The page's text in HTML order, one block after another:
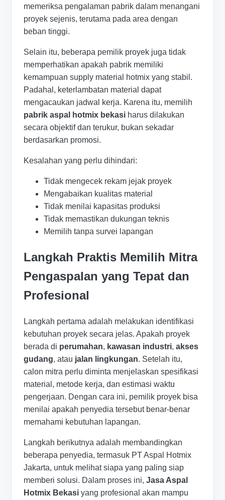
memeriksa pengalaman pabrik dalam menangani
proyek sejenis, terutama pada area dengan
beban tinggi.
Selain itu, beberapa pemilik proyek juga tidak
memperhatikan apakah pabrik memiliki
kemampuan supply material hotmix yang stabil.
Padahal, keterlambatan material dapat
mengacaukan jadwal kerja. Karena itu, memilih
pabrik aspal hotmix bekasi harus dilakukan
secara objektif dan terukur, bukan sekadar
berdasarkan promosi.
Kesalahan yang perlu dihindari:
Tidak mengecek rekam jejak proyek
Mengabaikan kualitas material
Tidak menilai kapasitas produksi
Tidak memastikan dukungan teknis
Memilih tanpa survei lapangan
Langkah Praktis Memilih Mitra
Pengaspalan yang Tepat dan
Profesional
Langkah pertama adalah melakukan identifikasi
kebutuhan proyek secara jelas. Apakah proyek
berada di perumahan, kawasan industri,akses
gudang, atau jalan lingkungan. Setelah itu,
calon mitra perlu diminta menjelaskan spesifikasi
material, metode kerja, dan estimasi waktu
pengerjaan. Dengan cara ini, pemilik proyek bisa
menilai apakah penyedia tersebut benar-benar
memahami kebutuhan lapangan.
Langkah berikutnya adalah membandingkan
beberapa penyedia, termasuk PT Aspal Hotmix
Jakarta, untuk melihat siapa yang paling siap
memberi solusi. Dalam proses ini,Jasa Aspal
Hotmix Bekasi yang profesional akan mampu